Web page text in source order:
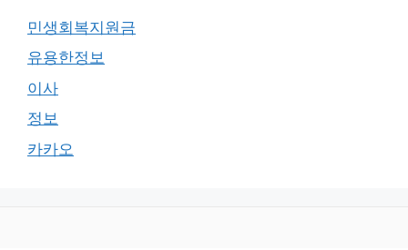
민생회복지원금
유용한정보
이사
정보
카카오